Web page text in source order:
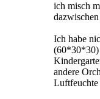
ich misch
Ich habe
(60*30*30)
andere